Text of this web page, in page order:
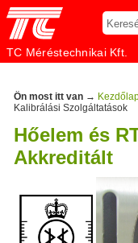
TC Méréstechnikai Kft.
Ön most itt van →
Kalibrálási Szolgáltatások
Hőelem és
Akkreditált